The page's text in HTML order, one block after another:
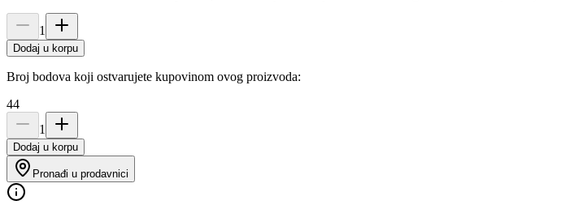
1
Dodaj u korpu
Broj bodova koji ostvarujete kupovinom ovog proizvoda:
44
1
Dodaj u korpu
Pronađi u prodavnici